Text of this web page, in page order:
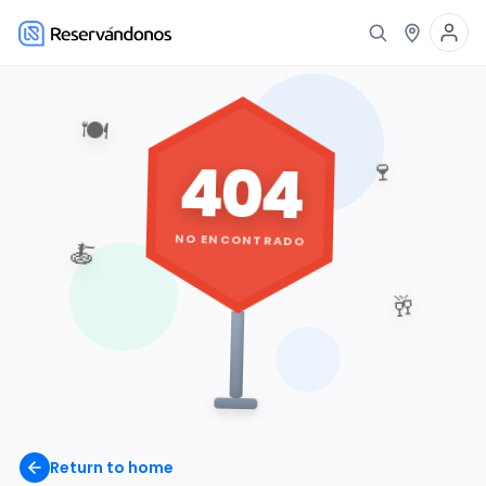
Return to home
🍽️
🍷
🥂
🍝
404
NO ENCONTRADO